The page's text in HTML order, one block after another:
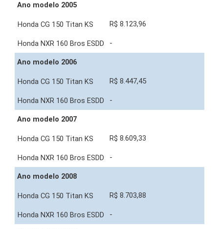
Ano modelo 2005
R$ 8.123,96
-
Ano modelo 2006
R$ 8.447,45
-
Ano modelo 2007
R$ 8.609,33
-
Ano modelo 2008
R$ 8.703,88
-